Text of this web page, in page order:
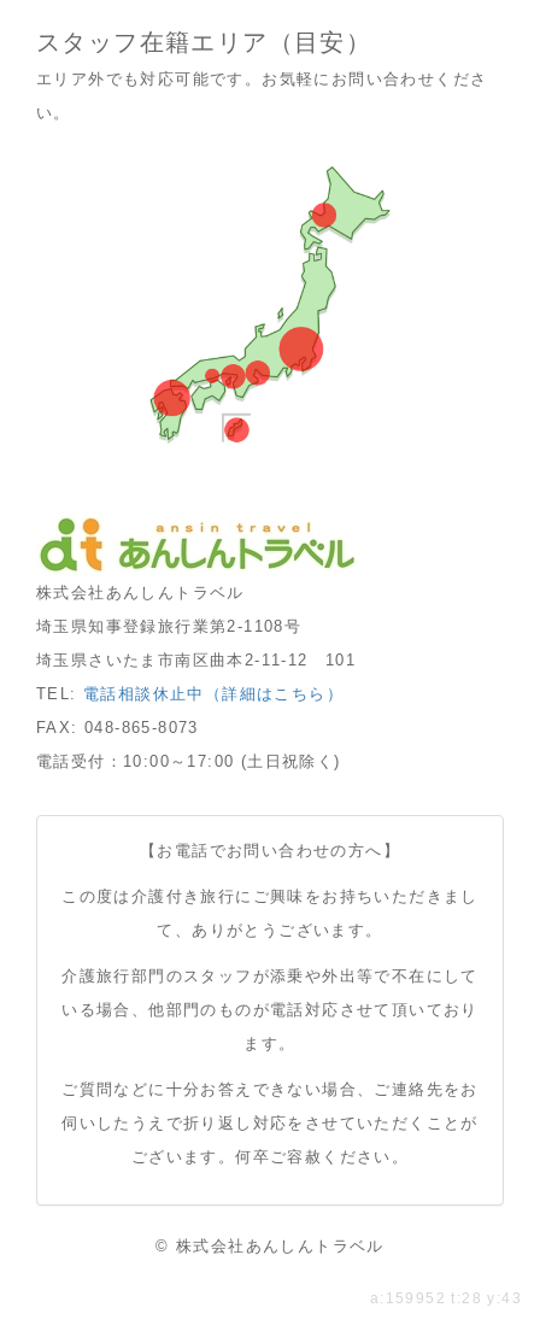
スタッフ在籍エリア（目安）
エリア外でも対応可能です。お気軽にお問い合わせくださ
い。
株式会社あんしんトラベル
埼玉県知事登録旅行業第2-1108号
埼玉県さいたま市南区曲本2-11-12 101
TEL: 電話相談休止中（詳細はこちら）
FAX: 048-865-8073
電話受付：10:00～17:00 (土日祝除く)
【お電話でお問い合わせの方へ】
この度は介護付き旅行にご興味をお持ちいただきまし
て、ありがとうございます。
介護旅行部門のスタッフが添乗や外出等で不在にして
いる場合、他部門のものが電話対応させて頂いており
ます。
ご質問などに十分お答えできない場合、ご連絡先をお
伺いしたうえで折り返し対応をさせていただくことが
ございます。何卒ご容赦ください。
© 株式会社あんしんトラベル
a:159952 t:28 y:43